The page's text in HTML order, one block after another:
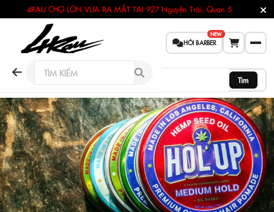
4RAU CHỢ LỚN VỪA RA MẮT TẠI 927 Nguyễn Trãi, Quận 5
HỎI BARBER
NEW
Tìm